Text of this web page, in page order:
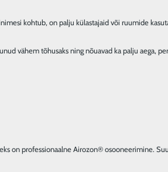
kohtub, on palju külastajaid või ruumide
vähem tõhusaks ning nõuavad ka palju
on professionaalne Airozon® osooneerimine.